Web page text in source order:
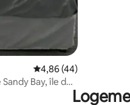
Note moyenne de
4,86 (44)
Bay, île de